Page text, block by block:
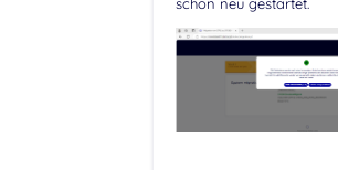
schon neu gestartet.